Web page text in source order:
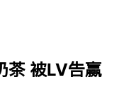
茶 被LV告赢